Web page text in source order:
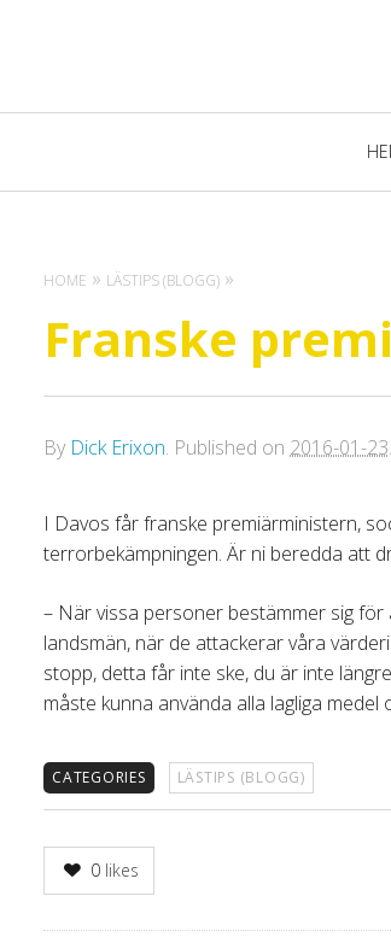
HOME LÄSTIPS (BLOGG)
Franske
By Dick Erixon. Published on 2016-01-23.
I Davos får franske premiärministern,
terrorbekämpningen. Är ni beredda att
– När vissa personer bestämmer sig
landsmän, när de attackerar våra
stopp, detta får inte ske, du är inte
måste kunna använda alla lagliga
CATEGORIES LÄSTIPS (BLOGG)
0 likes